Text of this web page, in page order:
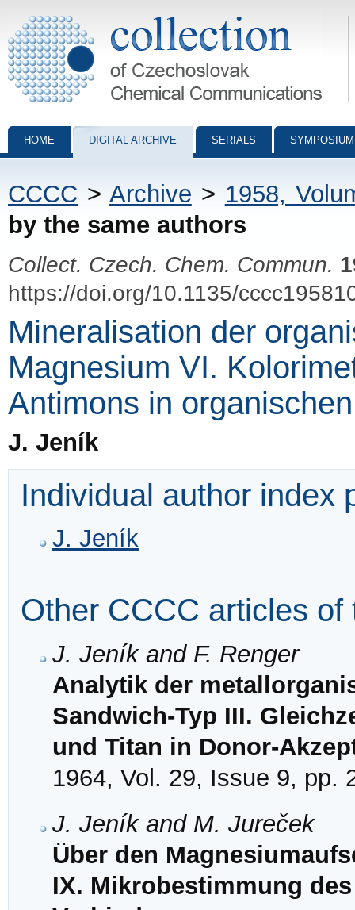
Collection of Czechoslovak Chemical Communications - digital
HOME DIGITAL ARCHIVE SERIALS
CCCC > Archive > 1958,
by the same authors
Collect. Czech. Chem. Commun.
https://doi.org/10.1135/
Mineralisation der
Magnesium VI.
Antimons in
J. Jeník
Individual author index
J. Jeník
Other CCCC articles of
J. Jeník and F. Renger
Analytik der
Sandwich-Typ III.
und Titan in Donor-
1964, Vol. 29, Issue 9, pp.
J. Jeník and M. Jureček
Über den
IX. Mikrobestimmung